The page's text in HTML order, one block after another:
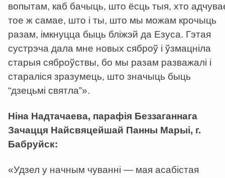
вопытам, каб бачыць, што ёсць тыя, хто
тое ж самае, што і ты, што мы можам крочыць
разам, імкнуцца быць бліжэй да Езуса. Гэтая
сустрэча дала мне новых сяброў і ўзмацніла
старыя сяброўствы, бо мы разам разважалі і
стараліся зразумець, што значыць быць
“дзецьмі святла”».
Ніна Надтачаева, парафія Беззаганнага
Зачацця Найсвяцейшай Панны Марыі, г.
Бабруйск:
«Удзел у начным чуванні — мая асабістая